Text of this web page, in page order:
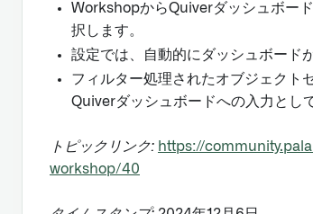
WorkshopからQuiverダッシュボー
択します。
設定では、自動的にダッシュボード
フィルター処理されたオブジェクト
Quiverダッシュボードへの入力とし
トピックリンク: https://
workshop/40